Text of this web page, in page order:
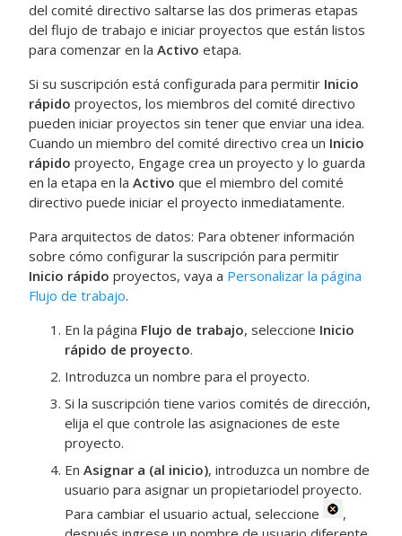
del comité directivo saltarse las dos primeras etapas
del flujo de trabajo e iniciar proyectos que están listos
para comenzar en la Activo etapa.
Si su suscripción está configurada para permitir Inicio
rápido proyectos, los miembros del comité directivo
pueden iniciar proyectos sin tener que enviar una idea.
Cuando un miembro del comité directivo crea un Inicio
rápido proyecto, Engage crea un proyecto y lo guarda
en la etapa en la Activo que el miembro del comité
directivo puede iniciar el proyecto inmediatamente.
Para arquitectos de datos: Para obtener información
sobre cómo configurar la suscripción para permitir
Inicio rápido proyectos, vaya a Personalizar la página
Flujo de trabajo.
En la página Flujo de trabajo, seleccione Inicio
rápido de proyecto.
Introduzca un nombre para el proyecto.
Si la suscripción tiene varios comités de dirección,
elija el que controle las asignaciones de este
proyecto.
En Asignar a (al inicio), introduzca un nombre de
usuario para asignar un propietariodel proyecto.
Para cambiar el usuario actual, seleccione
,